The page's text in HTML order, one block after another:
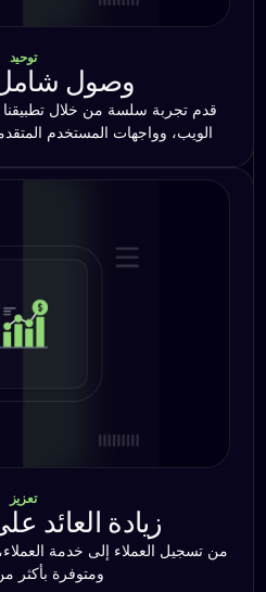
توحيد
وصول شامل
قدم تجربة سلسة من خلال تطبيقنا
الويب، وواجهات المستخدم المتقدمة.
تعزيز
زيادة العائد
من تسجيل العملاء إلى خدمة العملاء،
ومتوفرة بأكثر من 20 لغة.